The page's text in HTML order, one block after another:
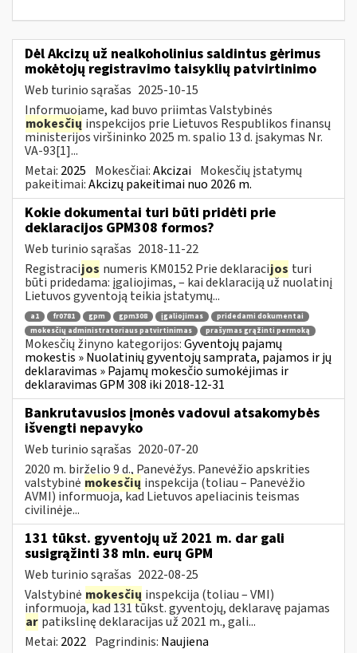
Dėl Akcizų už nealkoholinius saldintus gėrimus
mokėtojų registravimo taisyklių patvirtinimo
Web turinio sąrašas 2025-10-15
Informuojame, kad buvo priimtas Valstybinės
mokesčių inspekcijos prie Lietuvos Respublikos finansų
ministerijos viršininko 2025 m. spalio 13 d. įsakymas Nr.
VA-93[1]...
Metai: 2025 Mokesčiai:Akcizai Mokesčių įstatymų
pakeitimai:Akcizų pakeitimai nuo 2026 m.
Kokie dokumentai turi būti pridėti prie
deklaracijos GPM308 formos?
Web turinio sąrašas 2018-11-22
Registracijos numeris KM0152 Prie deklaracijos turi
būti pridedama: įgaliojimas, – kai deklaraciją už nuolatinį
Lietuvos gyventoją teikia įstatymų...
a1 fr0781 gpm gpm308 įgaliojimas
pridedami dokumentai
mokesčių administratoriaus patvirtinimas
prašymas grąžinti permoką
Mokesčių žinyno kategorijos:Gyventojų pajamų
mokestis » Nuolatinių gyventojų samprata, pajamos ir jų
deklaravimas » Pajamų mokesčio sumokėjimas ir
deklaravimas GPM 308 iki 2018-12-31
Bankrutavusios įmonės vadovui atsakomybės
išvengti nepavyko
Web turinio sąrašas 2020-07-20
2020 m. birželio 9 d., Panevėžys. Panevėžio apskrities
valstybinė mokesčių inspekcija (toliau – Panevėžio
AVMI) informuoja, kad Lietuvos apeliacinis teismas
civilinėje...
131 tūkst. gyventojų už 2021 m. dar gali
susigrąžinti 38 mln. eurų GPM
Web turinio sąrašas 2022-08-25
Valstybinė mokesčių inspekcija (toliau – VMI)
informuoja, kad 131 tūkst. gyventojų, deklaravę pajamas
ar patikslinę deklaracijas už 2021 m., gali...
Metai: 2022 Pagrindinis: Naujiena